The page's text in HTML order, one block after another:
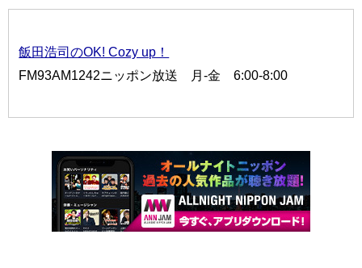
飯田浩司のOK! Cozy up！
FM93AM1242ニッポン放送 月-金 6:00-8:00